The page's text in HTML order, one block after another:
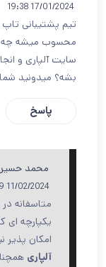
17/01/2024 19:38
تیم پشتیبانی تاپ
محسوب میشه چه
سایت آلپاری و
بشه؟ میدونید
پاسخ
محمد
11/02/2024 17:59
متاسفانه
یکپارچه ای
امکان پذیر
آلپاری